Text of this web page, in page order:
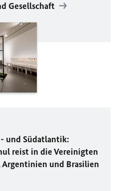
Gesellschaft
und Südatlantik:
reist in die Vereinigten
Argentinien und Brasilien